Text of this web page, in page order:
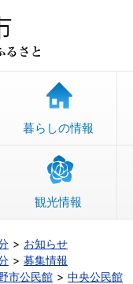
暮らしの情報
観光情報
お知らせ
募集情報
市公民館
中央公民館